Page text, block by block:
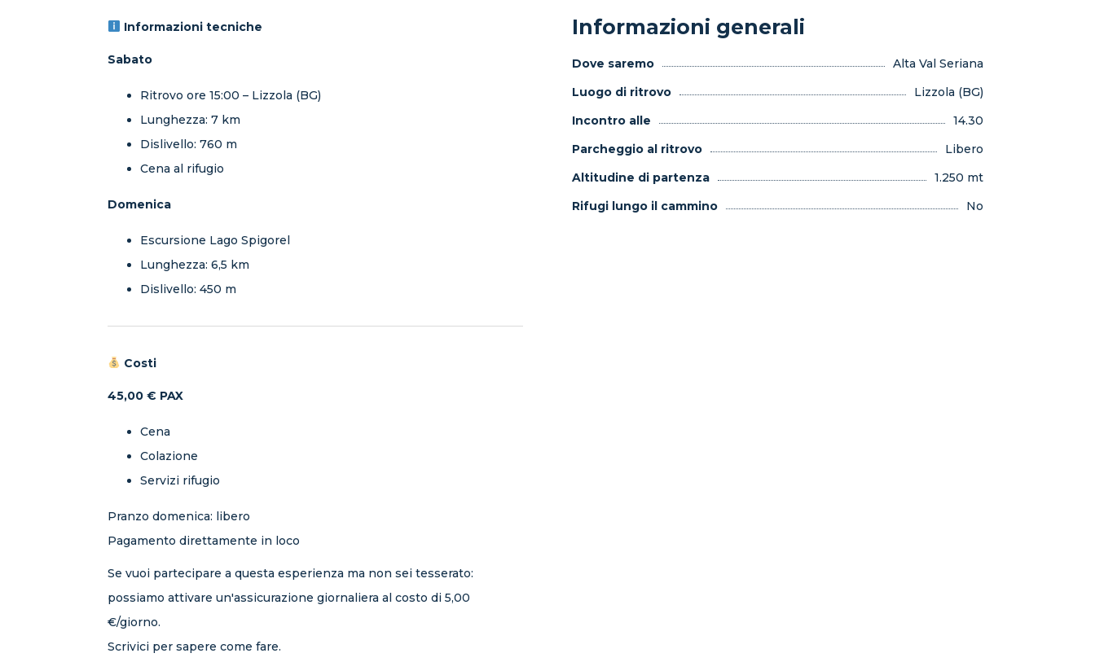
Informazioni tecniche
Sabato
Ritrovo ore 15:00 – Lizzola (BG)
Lunghezza: 7 km
Dislivello: 760 m
Cena al rifugio
Domenica
Escursione Lago Spigorel
Lunghezza: 6,5 km
Dislivello: 450 m
Costi
45,00 € PAX
Cena
Colazione
Servizi rifugio
Pranzo domenica: libero
Pagamento direttamente in loco
Se vuoi partecipare a questa esperienza ma non sei tesserato:
possiamo attivare un'assicurazione giornaliera al costo di 5,00
€/giorno.
Scrivici per sapere come fare.
Informazioni generali
Dove saremo
Alta Val Seriana
Luogo di ritrovo
Lizzola (BG)
Incontro alle
14.30
Parcheggio al ritrovo
Libero
Altitudine di partenza
1.250 mt
Rifugi lungo il cammino
No